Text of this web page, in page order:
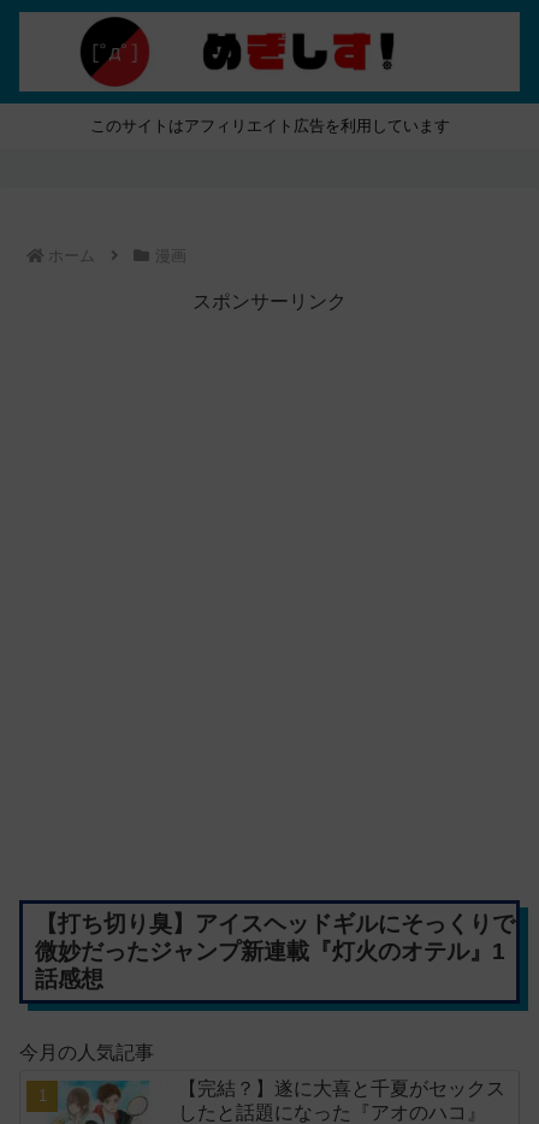
このサイトはアフィリエイト広告を利用しています
ホーム 漫画
スポンサーリンク
【打ち切り臭】アイスヘッドギルにそっくりで
微妙だったジャンプ新連載『灯火のオテル』1
話感想
今月の人気記事
【完結？】遂に大喜と千夏がセックス
したと話題になった『アオのハコ』